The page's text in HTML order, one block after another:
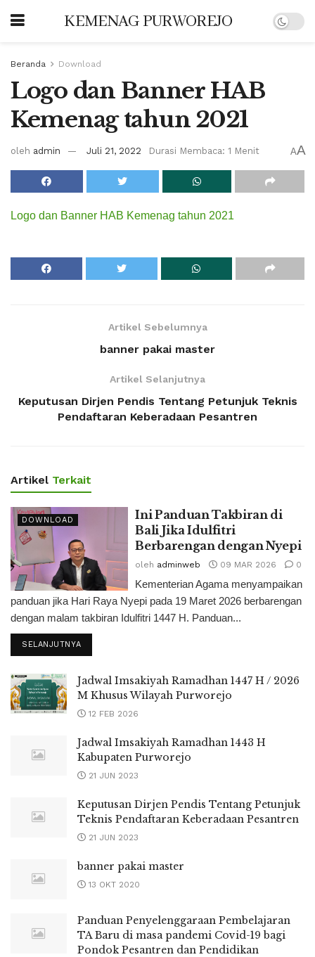
KEMENAG PURWOREJO
Beranda Download
Logo dan Banner HAB
Kemenag tahun 2021
oleh admin Juli 21, 2022 Durasi Membaca: 1 Menit AA
Logo dan Banner HAB Kemenag tahun 2021
Artikel Sebelumnya
banner pakai master
Artikel Selanjutnya
Keputusan Dirjen Pendis Tentang Petunjuk Teknis
Pendaftaran Keberadaan Pesantren
Artikel Terkait
DOWNLOAD
Ini Panduan Takbiran di
Bali Jika Idulfitri
Berbarengan dengan Nyepi
oleh adminweb 09 MAR 2026 0
Kementerian Agama menyampaikan
panduan jika Hari Raya Nyepi pada 19 Maret 2026 berbarengan
dengan malam takbiran Idulfitri 1447 H. Panduan...
SELANJUTNYA
Jadwal Imsakiyah Ramadhan 1447 H / 2026
M Khusus Wilayah Purworejo
12 FEB 2026
Jadwal Imsakiyah Ramadhan 1443 H
Kabupaten Purworejo
21 JUN 2023
Keputusan Dirjen Pendis Tentang Petunjuk
Teknis Pendaftaran Keberadaan Pesantren
21 JUN 2023
banner pakai master
13 OKT 2020
Panduan Penyelenggaraan Pembelajaran
TA Baru di masa pandemi Covid-19 bagi
Pondok Pesantren dan Pendidikan